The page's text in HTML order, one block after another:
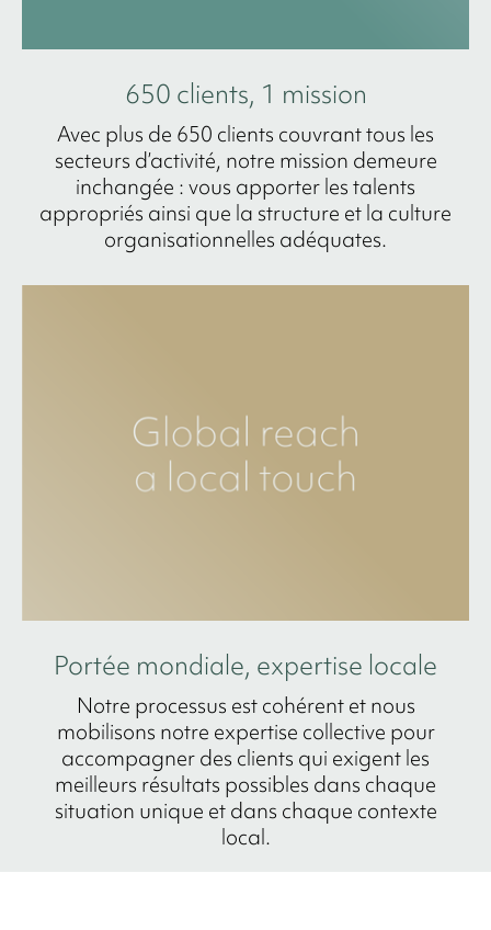
650 clients, 1 mission
Avec plus de 650 clients couvrant tous les
secteurs d’activité, notre mission demeure
inchangée : vous apporter les talents
appropriés ainsi que la structure et la culture
organisationnelles adéquates.
Portée mondiale, expertise locale
Notre processus est cohérent et nous
mobilisons notre expertise collective pour
accompagner des clients qui exigent les
meilleurs résultats possibles dans chaque
situation unique et dans chaque contexte
local.